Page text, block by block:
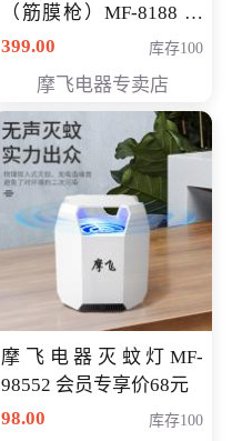
（筋膜枪）MF-8188 会
员专享价268元
399.00 库存100
摩飞电器专卖店
摩飞电器灭蚊灯MF-
98552 会员专享价68元
98.00
库存100